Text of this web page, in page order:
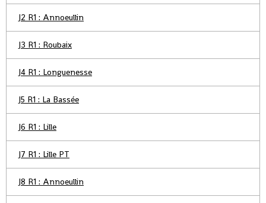
J2 R1 : Annoeullin
J3 R1 : Roubaix
J4 R1 : Longuenesse
J5 R1 : La Bassée
J6 R1 : Lille
J7 R1 : Lille PT
J8 R1 : Annoeullin